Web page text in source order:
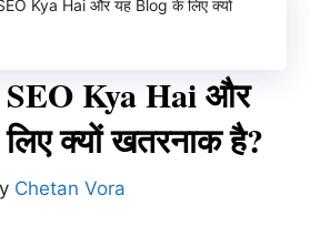
Kya Hai और यह Blog के लिए क्यों
Kya Hai और
क्यों खतरनाक है?
Chetan Vora